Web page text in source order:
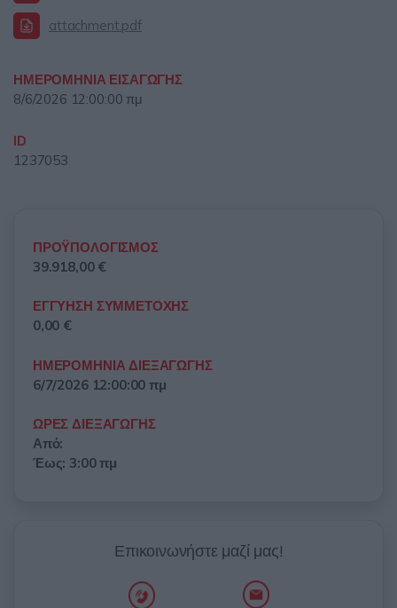
attachment.pdf
ΗΜΕΡΟΜΗΝΙΑ ΕΙΣΑΓΩΓΗΣ
8/6/2026 12:00:00 πμ
ID
1237053
ΠΡΟΫΠΟΛΟΓΙΣΜΟΣ
39.918,00 €
ΕΓΓΥΗΣΗ ΣΥΜΜΕΤΟΧΗΣ
0,00 €
ΗΜΕΡΟΜΗΝΙΑ ΔΙΕΞΑΓΩΓΗΣ
6/7/2026 12:00:00 πμ
ΩΡΕΣ ΔΙΕΞΑΓΩΓΗΣ
Από:
Έως: 3:00 πμ
Επικοινωνήστε μαζί μας!